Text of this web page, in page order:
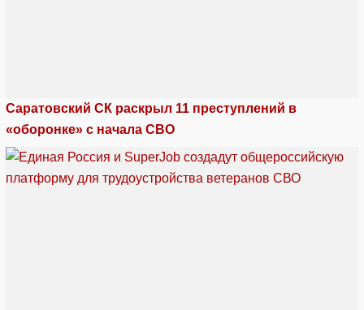
Саратовский СК раскрыл 11 преступлений в
«оборонке» с начала СВО